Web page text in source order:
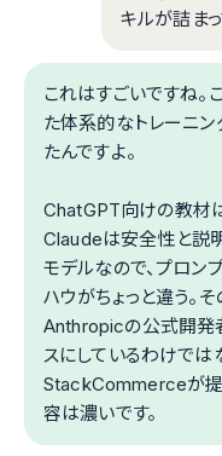
キルが詰まっ
これはすごいですね
た体系的なトレーニン
たんですよ。
ChatGPT向けの教材
Claudeは安全性と説
モデルなので、プロン
ハウがちょっと違う。
Anthropicの公式開発
スにしているわけでは
StackCommerceが提
容は濃いです。